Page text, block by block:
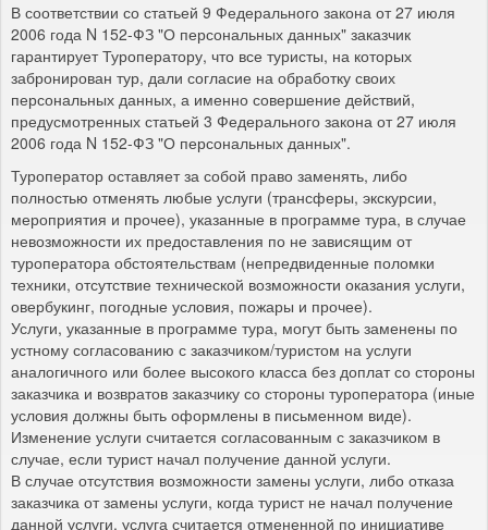
В соответствии со статьей 9 Федерального закона от 27 июля
2006 года N 152-ФЗ "О персональных данных" заказчик
гарантирует Туроператору, что все туристы, на которых
забронирован тур, дали согласие на обработку своих
персональных данных, а именно совершение действий,
предусмотренных статьей 3 Федерального закона от 27 июля
2006 года N 152-ФЗ "О персональных данных".
Туроператор оставляет за собой право заменять, либо
полностью отменять любые услуги (трансферы, экскурсии,
мероприятия и прочее), указанные в программе тура, в случае
невозможности их предоставления по не зависящим от
туроператора обстоятельствам (непредвиденные поломки
техники, отсутствие технической возможности оказания услуги,
овербукинг, погодные условия, пожары и прочее).
Услуги, указанные в программе тура, могут быть заменены по
устному согласованию с заказчиком/туристом на услуги
аналогичного или более высокого класса без доплат со стороны
заказчика и возвратов заказчику со стороны туроператора (иные
условия должны быть оформлены в письменном виде).
Изменение услуги считается согласованным с заказчиком в
случае, если турист начал получение данной услуги.
В случае отсутствия возможности замены услуги, либо отказа
заказчика от замены услуги, когда турист не начал получение
данной услуги, услуга считается отмененной по инициативе